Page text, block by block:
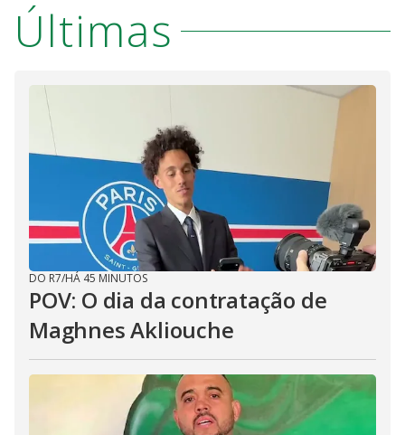
Últimas
DO R7/HÁ 45 MINUTOS
POV: O dia da contratação de
Maghnes Akliouche